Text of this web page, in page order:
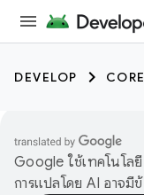
DEVELOP
Google ใช้เทคโนโล
การแปลโดย AI อาจมี